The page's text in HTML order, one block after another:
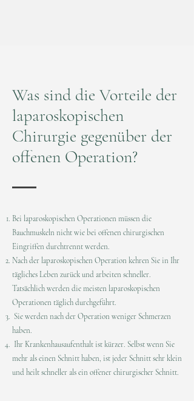
Was sind die Vorteile der
laparoskopischen
Chirurgie gegenüber der
offenen Operation?
Bei laparoskopischen Operationen müssen die
Bauchmuskeln nicht wie bei offenen chirurgischen
Eingriffen durchtrennt werden.
Nach der laparoskopischen Operation kehren Sie in Ihr
tägliches Leben zurück und arbeiten schneller.
Tatsächlich werden die meisten laparoskopischen
Operationen täglich durchgeführt.
Sie werden nach der Operation weniger Schmerzen
haben.
Ihr Krankenhausaufenthalt ist kürzer. Selbst wenn Sie
mehr als einen Schnitt haben, ist jeder Schnitt sehr klein
und heilt schneller als ein offener chirurgischer Schnitt.